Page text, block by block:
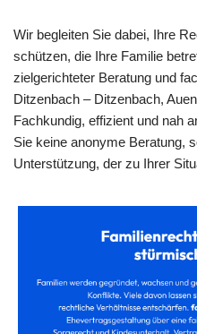
Wir begleiten Sie dabei, Ihre
schützen, die Ihre Familie
zielgerichteter Beratung und
Ditzenbach – Ditzenbach,
Fachkundig, effizient und nah
Sie keine anonyme Beratung,
Unterstützung, der zu Ihrer